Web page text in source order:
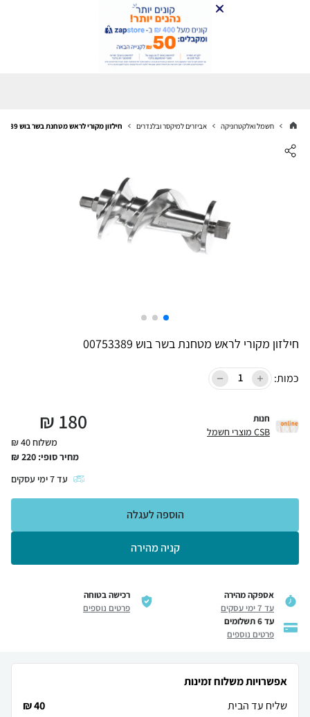
חשמל ואלקטרוניקה אביזרים למיקסר ובלנדרים חילזון מקורי לראש מטחנת בשר בוש 00753389
חילזון מקורי לראש מטחנת בשר בוש 00753389
כמות:
חנות
CSB מוצרי חשמל 180
₪
משלוח 40 ₪
מחיר סופי: 220
₪
עד7ימי עסקים
קניה מהירה
הוספה לעגלה
אספקה מהירה
עד 7 ימי עסקים
רכישה בטוחה
פרטים נוספים
עד 6 תשלומים
פרטים נוספים
אפשרויות משלוח זמינות
שליח עד הבית
40 ₪